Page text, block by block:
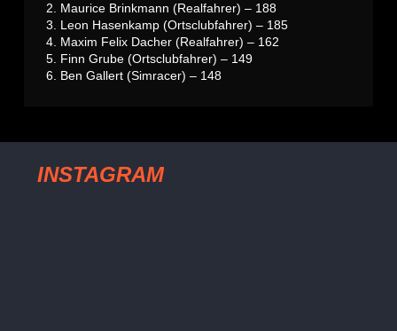
2. Maurice Brinkmann (Realfahrer) – 188
3. Leon Hasenkamp (Ortsclubfahrer) – 185
4. Maxim Felix Dacher (Realfahrer) – 162
5. Finn Grube (Ortsclubfahrer) – 149
6. Ben Gallert (Simracer) – 148
INSTAGRAM